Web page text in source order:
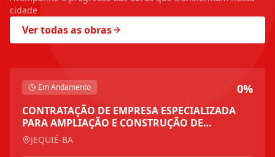
cidade
Ver todas as obras
Em Andamento 0%
CONTRATAÇÃO DE EMPRESA ESPECIALIZADA
PARA AMPLIAÇÃO E CONSTRUÇÃO DE
MÓDULOS DE SALAS E BANHEIROS NAS
UNIDADES ESCOLARES, VINCULADOS A
JEQUIÉ-BA